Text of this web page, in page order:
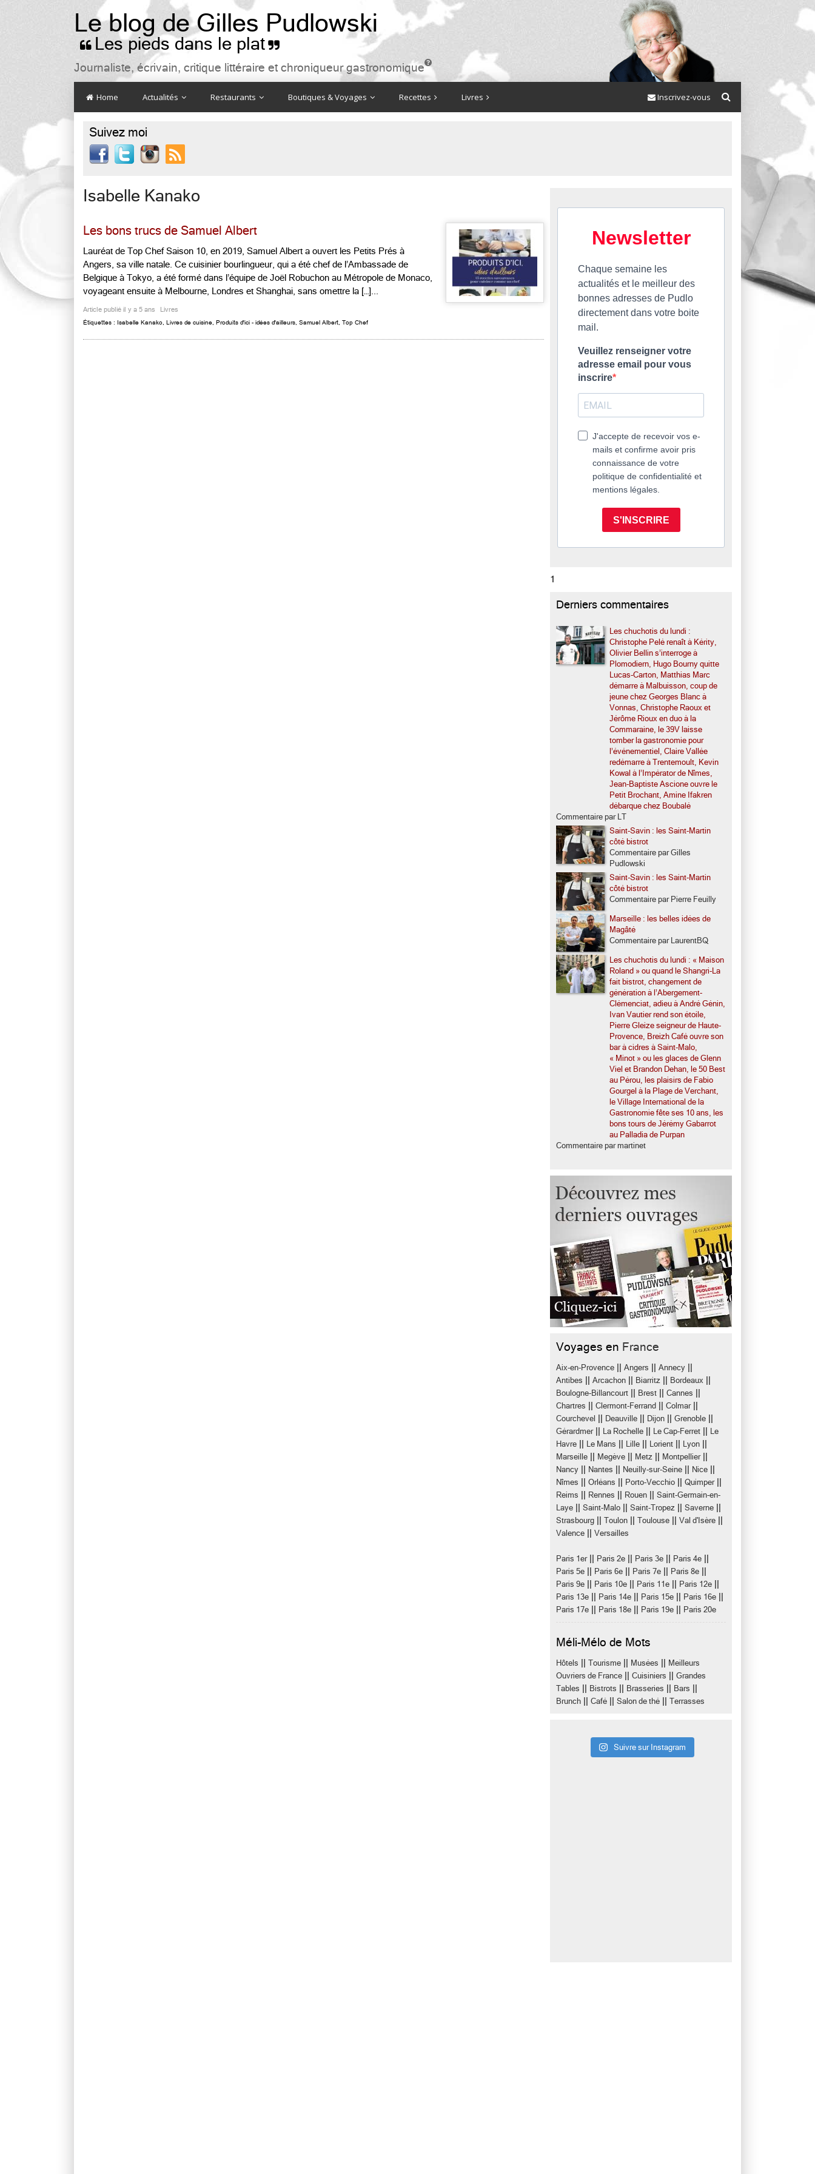
Le blog de Gilles Pudlowski
 Les pieds dans le plat 
Journaliste, écrivain, critique littéraire et chroniqueur gastronomique

Home Actualités Restaurants Boutiques & Voyages Recettes Livres Inscrivez-vous
Suivez moi

Isabelle Kanako
Les bons trucs de Samuel Albert
Lauréat de Top Chef Saison 10, en 2019, Samuel Albert a ouvert les Petits Prés à
Angers, sa ville natale. Ce cuisinier bourlingueur, qui a été chef de l’Ambassade de
Belgique à Tokyo, a été formé dans l’équipe de Joël Robuchon au Métropole de Monaco,
voyageant ensuite à Melbourne, Londres et Shanghai, sans omettre la […]...
Article publié il y a 5 ans Livres
Étiquettes : Isabelle Kanako Livres de cuisine Produits d'ici - idées d'ailleurs Samuel Albert Top Chef
Newsletter
Chaque semaine les
actualités et le meilleur des
bonnes adresses de Pudlo
directement dans votre boite
mail.
Veuillez renseigner votre
adresse email pour vous
inscrire
J'accepte de recevoir vos e-
mails et confirme avoir pris
connaissance de votre
politique de confidentialité et
mentions légales.
S'INSCRIRE
1
Derniers commentaires
Les chuchotis du lundi :
Christophe Pelé renaît à Kérity,
Olivier Bellin s’interroge à
Plomodiern, Hugo Bourny quitte
Lucas-Carton, Matthias Marc
démarre à Malbuisson, coup de
jeune chez Georges Blanc à
Vonnas, Christophe Raoux et
Jérôme Rioux en duo à la
Commaraine, le 39V laisse
tomber la gastronomie pour
l’événementiel, Claire Vallée
redémarre à Trentemoult, Kevin
Kowal à l’Impérator de Nîmes,
Jean-Baptiste Ascione ouvre le
Petit Brochant, Amine Ifakren
débarque chez Boubalé
Commentaire par LT
Saint-Savin : les Saint-Martin
côté bistrot
Commentaire par Gilles
Pudlowski
Saint-Savin : les Saint-Martin
côté bistrot
Commentaire par Pierre Feuilly
Marseille : les belles idées de
Magâté
Commentaire par LaurentBQ
Les chuchotis du lundi : « Maison
Roland » ou quand le Shangri-La
fait bistrot, changement de
génération à l’Abergement-
Clémenciat, adieu à André Génin,
Ivan Vautier rend son étoile,
Pierre Gleize seigneur de Haute-
Provence, Breizh Café ouvre son
bar à cidres à Saint-Malo,
« Minot » ou les glaces de Glenn
Viel et Brandon Dehan, le 50 Best
au Pérou, les plaisirs de Fabio
Gourgel à la Plage de Verchant,
le Village International de la
Gastronomie fête ses 10 ans, les
bons tours de Jérémy Gabarrot
au Palladia de Purpan
Commentaire par martinet
Voyages en France
Aix-en-Provence Angers Annecy
Antibes Arcachon Biarritz Bordeaux
Boulogne-Billancourt Brest Cannes
Chartres Clermont-Ferrand Colmar||
Courchevel Deauville Dijon Grenoble
Gérardmer|| La Rochelle Le Cap-Ferret
Le
Havre
Le Mans Lille Lorient Lyon
Marseille Megève Metz Montpellier||
Nancy Nantes Neuilly-sur-Seine Nice
Nîmes Orléans Porto-Vecchio Quimper||
Reims Rennes Rouen
Saint-Germain-en-
Laye
Saint-Malo Saint-Tropez Saverne
Strasbourg Toulon Toulouse Val d'Isère
Valence Versailles
Paris 1er|| Paris 2e Paris 3e Paris 4e
Paris 5e Paris 6e Paris 7e Paris 8e
Paris 9e Paris 10e Paris 11e Paris 12e
Paris 13e Paris 14e Paris 15e Paris 16e
Paris 17e Paris 18e Paris 19e Paris 20e
Méli-Mélo de Mots
Hôtels Tourisme Musées
Meilleurs
Ouvriers de France
Cuisiniers
Grandes
Tables
Bistrots Brasseries Bars
Brunch Café Salon de thé Terrasses
Suivre sur Instagram